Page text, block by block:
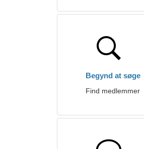
Begynd at søge
Find medlemmer